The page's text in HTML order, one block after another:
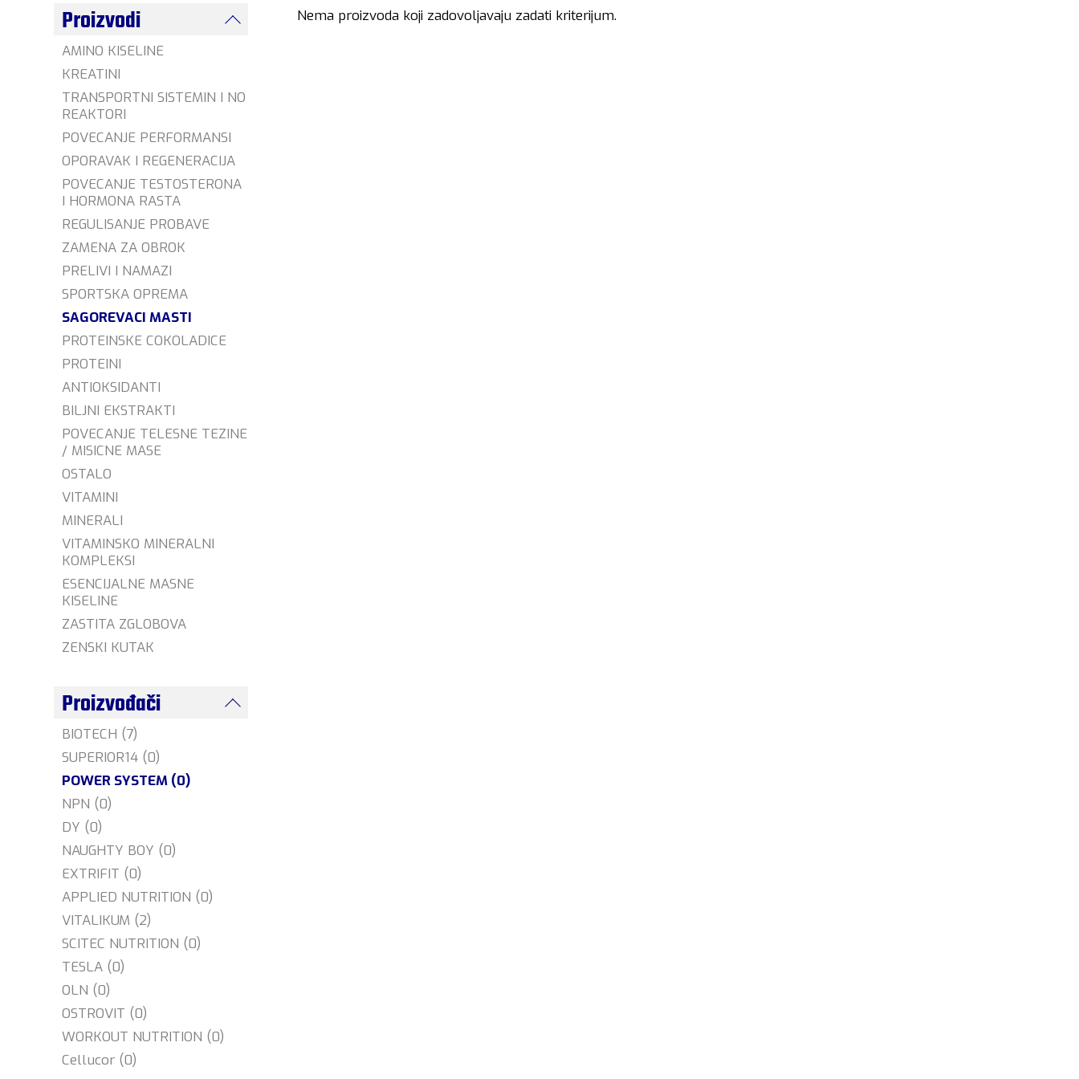
Proizvodi
AMINO KISELINE
KREATINI
TRANSPORTNI SISTEMIN I NO
REAKTORI
POVECANJE PERFORMANSI
OPORAVAK I REGENERACIJA
POVECANJE TESTOSTERONA
I HORMONA RASTA
REGULISANJE PROBAVE
ZAMENA ZA OBROK
PRELIVI I NAMAZI
SPORTSKA OPREMA
SAGOREVACI MASTI
PROTEINSKE COKOLADICE
PROTEINI
ANTIOKSIDANTI
BILJNI EKSTRAKTI
POVECANJE TELESNE TEZINE
/ MISICNE MASE
OSTALO
VITAMINI
MINERALI
VITAMINSKO MINERALNI
KOMPLEKSI
ESENCIJALNE MASNE
KISELINE
ZASTITA ZGLOBOVA
ZENSKI KUTAK
Proizvođači
BIOTECH (7)
SUPERIOR14 (0)
POWER SYSTEM (0)
NPN (0)
DY (0)
NAUGHTY BOY (0)
EXTRIFIT (0)
APPLIED NUTRITION (0)
VITALIKUM (2)
SCITEC NUTRITION (0)
TESLA (0)
OLN (0)
OSTROVIT (0)
WORKOUT NUTRITION (0)
Cellucor (0)
Nema proizvoda koji zadovoljavaju zadati kriterijum.